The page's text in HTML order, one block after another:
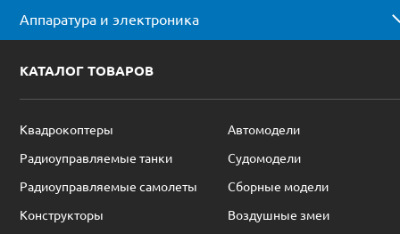
Аппаратура и электроника
КАТАЛОГ ТОВАРОВ
Квадрокоптеры
Автомодели
Радиоуправляемые танки
Судомодели
Радиоуправляемые самолеты
Сборные модели
Конструкторы
Воздушные змеи